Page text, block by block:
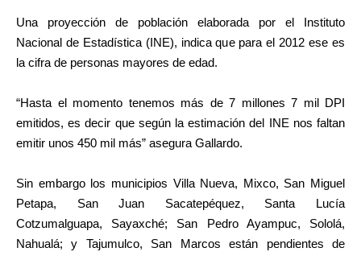
Una proyección de población elaborada por el Instituto
Nacional de Estadística (INE), indica que para el 2012 ese es
la cifra de personas mayores de edad.
“Hasta el momento tenemos más de 7 millones 7 mil DPI
emitidos, es decir que según la estimación del INE nos faltan
emitir unos 450 mil más” asegura Gallardo.
Sin embargo los municipios Villa Nueva, Mixco, San Miguel
Petapa, San Juan Sacatepéquez, Santa Lucía
Cotzumalguapa, Sayaxché; San Pedro Ayampuc, Sololá,
Nahualá; y Tajumulco, San Marcos están pendientes de